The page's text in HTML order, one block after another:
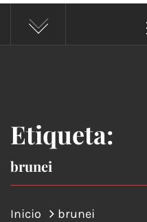
Etiqueta:
brunei
Inicio brunei